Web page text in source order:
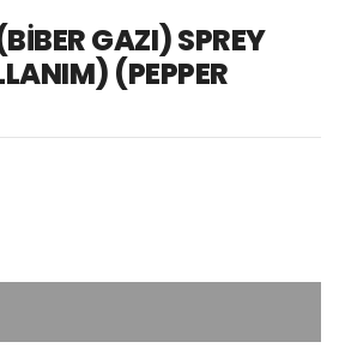
GAZI) SPREY
(PEPPER